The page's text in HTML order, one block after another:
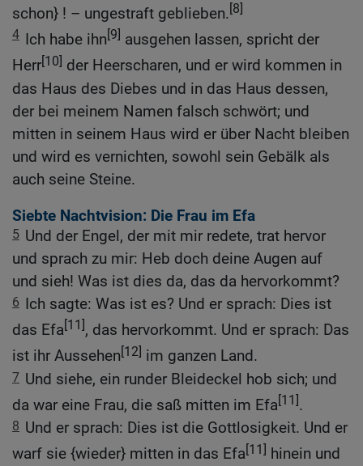
schon} ! – ungestraft geblieben.[8]
4 Ich habe ihn[9] ausgehen lassen, spricht der
Herr[10] der Heerscharen, und er wird kommen in
das Haus des Diebes und in das Haus dessen,
der bei meinem Namen falsch schwört; und
mitten in seinem Haus wird er über Nacht bleiben
und wird es vernichten, sowohl sein Gebälk als
auch seine Steine.
Siebte Nachtvision: Die Frau im Efa
5 Und der Engel, der mit mir redete, trat hervor
und sprach zu mir: Heb doch deine Augen auf
und sieh! Was ist dies da, das da hervorkommt?
6 Ich sagte: Was ist es? Und er sprach: Dies ist
das Efa[11], das hervorkommt. Und er sprach: Das
ist ihr Aussehen[12] im ganzen Land.
7 Und siehe, ein runder Bleideckel hob sich; und
da war eine Frau, die saß mitten im Efa[11].
8 Und er sprach: Dies ist die Gottlosigkeit. Und er
warf sie {wieder} mitten in das Efa[11] hinein und